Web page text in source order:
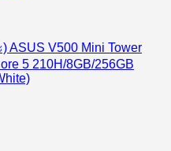
ASUS V500 Mini Tower
5 210H/8GB/256GB